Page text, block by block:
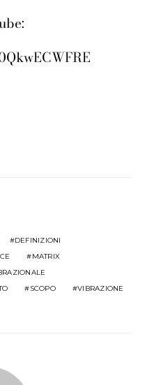
DEFINIZIONI
MATRIX
SCOPO VIBRAZIONE